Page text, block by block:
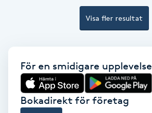
Extensions borttagning
Face framing
Visa fler resultat
För en smidigare upplevelse
Bokadirekt för företag